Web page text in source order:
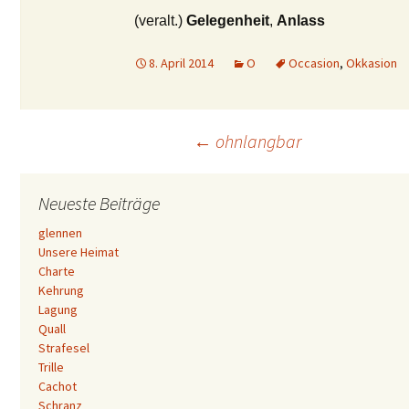
(veralt.) Gelegenheit, Anlass
8. April 2014 O Occasion, Okkasion
Beitrags-
Navigation
← ohnlangbar
Neueste Beiträge
glennen
Unsere Heimat
Charte
Kehrung
Lagung
Quall
Strafesel
Trille
Cachot
Schranz